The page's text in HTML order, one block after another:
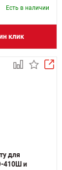
Есть в наличии
клик
для
410Ш и